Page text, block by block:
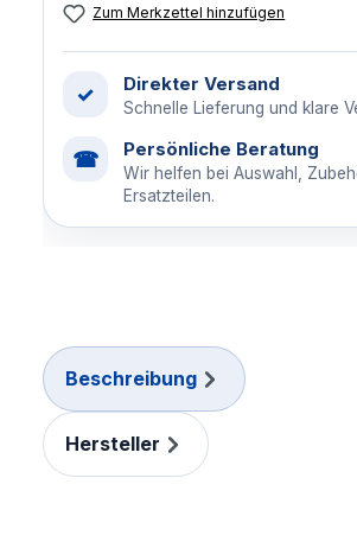
Zum Merkzettel hinzufügen
✓ Direkter Versand
Schnelle Lieferung und klare
☎ Persönliche Beratung
Wir helfen bei Auswahl,
Ersatzteilen.
Beschreibung
Hersteller